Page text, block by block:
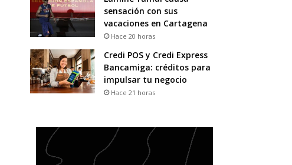
sensación con sus
vacaciones en Cartagena
Hace 20 horas
Credi POS y Credi Express
Bancamiga: créditos para
impulsar tu negocio
Hace 21 horas